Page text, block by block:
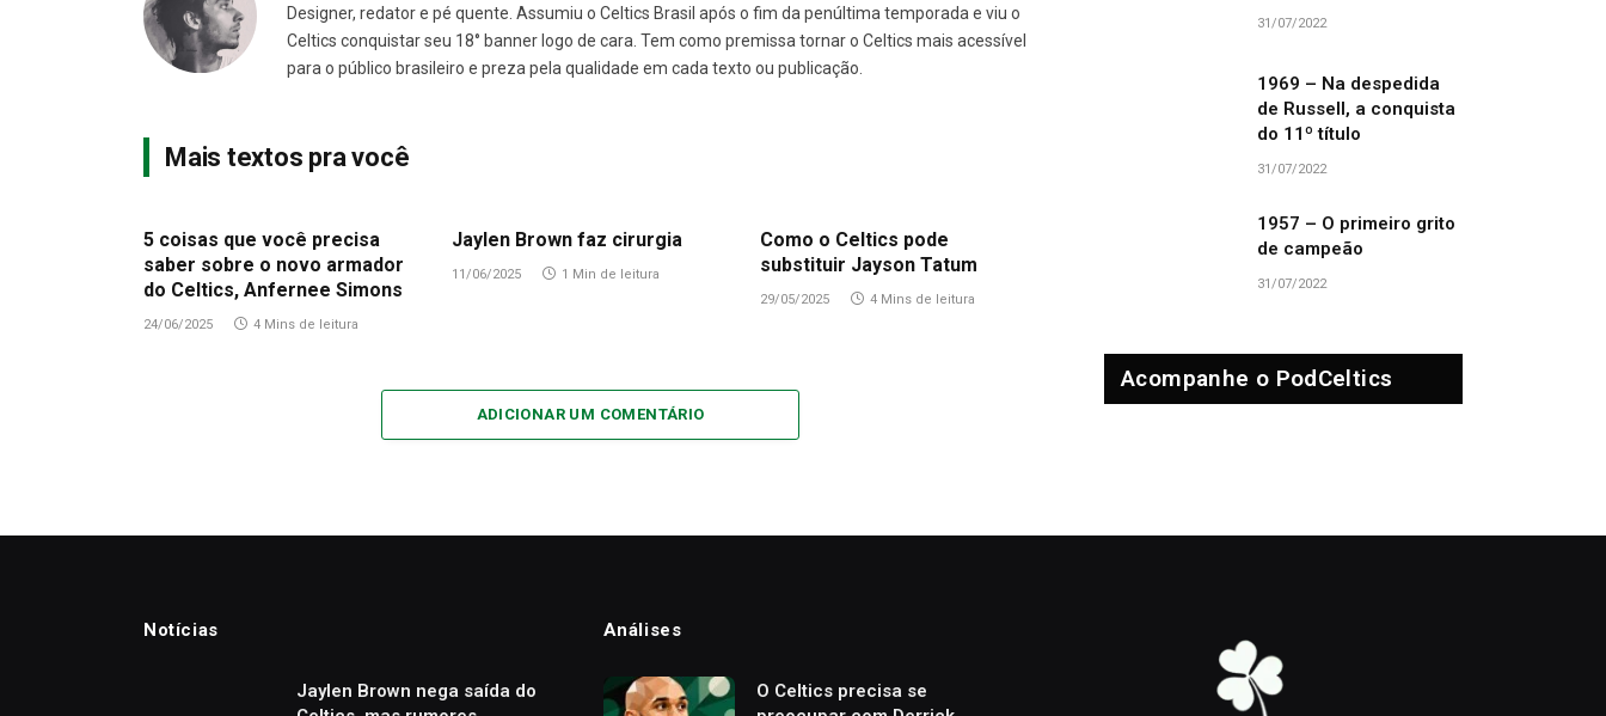
Designer, redator e pé quente. Assumiu o Celtics Brasil após o fim da penúltima temporada e viu o
Celtics conquistar seu 18° banner logo de cara. Tem como premissa tornar o Celtics mais acessível
para o público brasileiro e preza pela qualidade em cada texto ou publicação.
Mais textos pra você
5 coisas que você precisa
saber sobre o novo armador
do Celtics, Anfernee Simons
24/06/2025 4 Mins de leitura
Jaylen Brown faz cirurgia
11/06/2025 1 Min de leitura
Como o Celtics pode
substituir Jayson Tatum
29/05/2025 4 Mins de leitura
ADICIONAR UM COMENTÁRIO
31/07/2022
1969 – Na despedida
de Russell, a conquista
do 11º título
31/07/2022
1957 – O primeiro grito
de campeão
31/07/2022
Acompanhe o PodCeltics
Notícias
Jaylen Brown nega saída do
Análises
O Celtics precisa se